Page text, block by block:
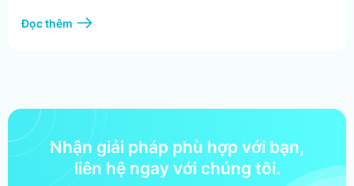
Đọc thêm
Nhận giải pháp phù hợp với bạn,
liên hệ ngay với chúng tôi.